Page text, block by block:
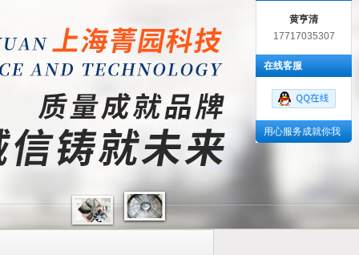
黄亨清
17717035307
在线客服
用心服务成就你我